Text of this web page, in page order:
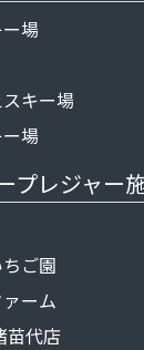
場
キー場
場
プレジャー
ご園
ーム
苗代店